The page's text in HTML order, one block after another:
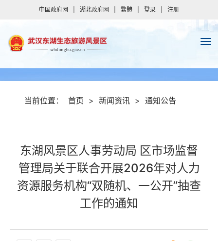
中国政府网 湖北政府网 繁體 登录 注册
当前位置： 首页 > 新闻资讯 > 通知公告
东湖风景区人事劳动局 区市场监督
管理局关于联合开展2026年对人力
资源服务机构“双随机、一公开”抽查
工作的通知